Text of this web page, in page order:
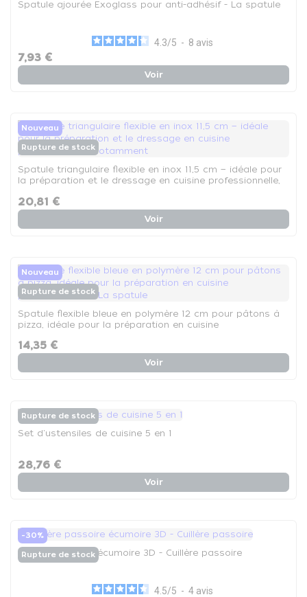
Spatule ajourée Exoglass pour anti-adhésif - La spatule
4.3/5 - 8 avis
7,93 €
Voir
Nouveau
Rupture de stock
Spatule triangulaire flexible en inox 11,5 cm — idéale pour
la préparation et le dressage en cuisine professionnelle,
20,81 €
Voir
Nouveau
Rupture de stock
Spatule flexible bleue en polymère 12 cm pour pâtons à
pizza, idéale pour la préparation en cuisine
14,35 €
Voir
Rupture de stock
Set d'ustensiles de cuisine 5 en 1
28,76 €
Voir
-30%
Rupture de stock
Cuillère passoire écumoire 3D - Cuillère passoire
4.5/5 - 4 avis